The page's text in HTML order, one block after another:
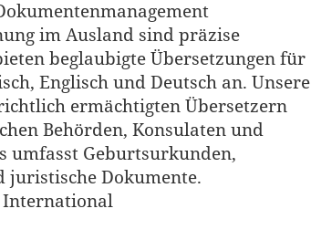
im Ausland sind präzise
beglaubigte Übersetzungen für
Englisch und Deutsch an. Unsere
ermächtigten Übersetzern
Behörden, Konsulaten und
umfasst Geburtsurkunden,
Dokumente.
International